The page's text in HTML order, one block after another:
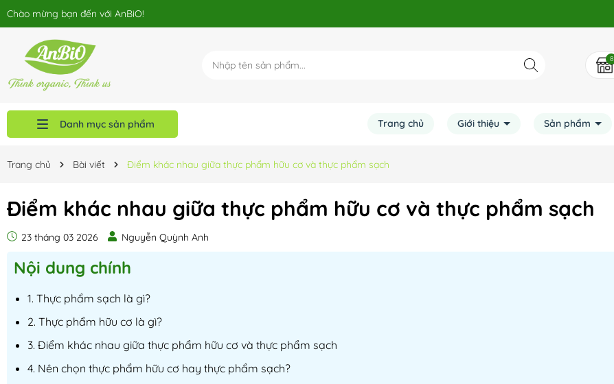
Chào mừng bạn đến với AnBiO!
8
Danh mục sản phẩm Trang chủ Giới thiệu Sản phẩm
Trang chủ Bài viết Điểm khác nhau giữa thực phẩm hữu cơ và thực phẩm sạch
Điểm khác nhau giữa thực phẩm hữu cơ và thực phẩm sạch
23 tháng 03 2026 Nguyễn Quỳnh Anh
Nội dung chính
1. Thực phẩm sạch là gì?
2. Thực phẩm hữu cơ là gì?
3. Điểm khác nhau giữa thực phẩm hữu cơ và thực phẩm sạch
4. Nên chọn thực phẩm hữu cơ hay thực phẩm sạch?